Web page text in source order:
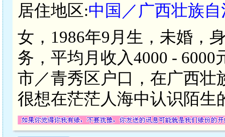
居住地区:中国／广西壮族
女，1986年9月生，未婚，
务，平均月收入4000 -
市／青秀区户口，在广西壮
很想在茫茫人海中认识陌生